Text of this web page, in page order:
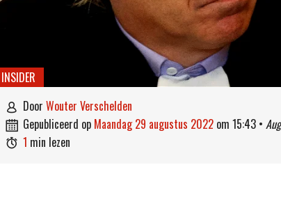
 door Wouter Verschelden
 gepubliceerd op maandag 29 augustus 2022 om 15:43 •
 1 min lezen